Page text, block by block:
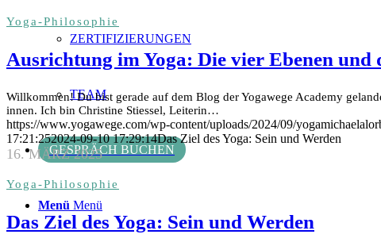
ZERTIFIZIERUNGEN
TEAM
GESPRÄCH BUCHEN
Menü Menü
Yoga-Philosophie
Ausrichtung im Yoga: Die vier Ebenen
Willkommen! Du bist gerade auf dem Blog der Yogawege Academy
innen. Ich bin Christine Stiessel, Leiterin…
Yoga-Philosophie
Das Ziel des Yoga: Sein und Werden
16. MÄRZ 2025
https://www.yogawege.com/wp-content/uploads/2024/09/
17:21:252024-09-10 17:29:14Das Ziel des Yoga: Sein und Werden